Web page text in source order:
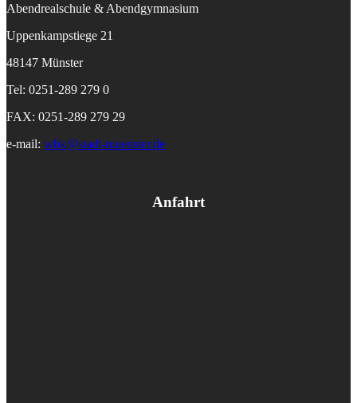
Abendrealschule & Abendgymnasium
Uppenkampstiege 21
48147 Münster
Tel: 0251-289 279 0
FAX: 0251-289 279 29
e-mail: wbk@stadt-muenster.de
Anfahrt